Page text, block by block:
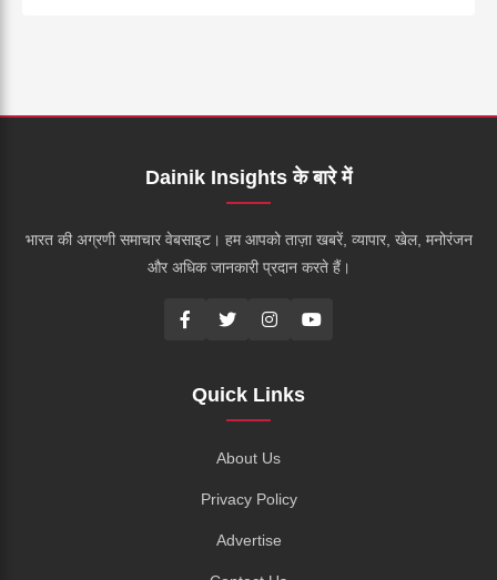
Dainik Insights के बारे में
भारत की अग्रणी समाचार वेबसाइट। हम आपको ताज़ा खबरें, व्यापार, खेल, मनोरंजन
और अधिक जानकारी प्रदान करते हैं।
Quick Links
About Us
Privacy Policy
Advertise